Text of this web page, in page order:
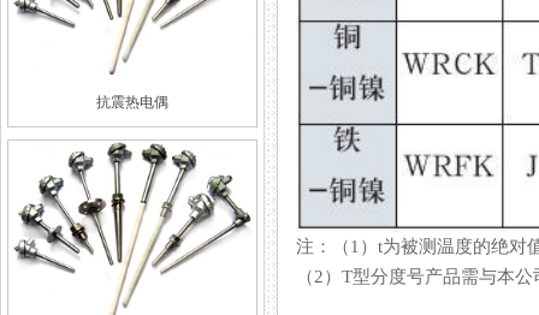
抗震热电偶
注：（1）t为被测温度的绝对值
（2）T型分度号产品需与本公司